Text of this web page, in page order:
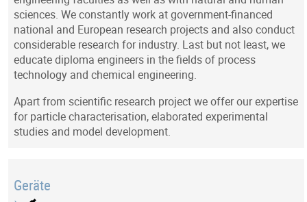
sciences. We constantly work at government-financed
national and European research projects and also conduct
considerable research for industry. Last but not least, we
educate diploma engineers in the fields of process
technology and chemical engineering.
Apart from scientific research project we offer our expertise
for particle characterisation, elaborated experimental
studies and model development.
Geräte